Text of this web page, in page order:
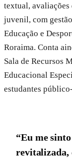
textual, avaliações
juvenil, com
Educação e
Roraima. Conta
Sala de Recursos
Educacional
estudantes
“Eu me
revitalizada,